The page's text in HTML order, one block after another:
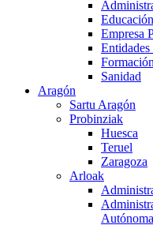
Educación
Empresa
Entidades
Formación
Sanidad
Aragón
Sartu Aragón
Probinziak
Huesca
Teruel
Zaragoza
Arloak